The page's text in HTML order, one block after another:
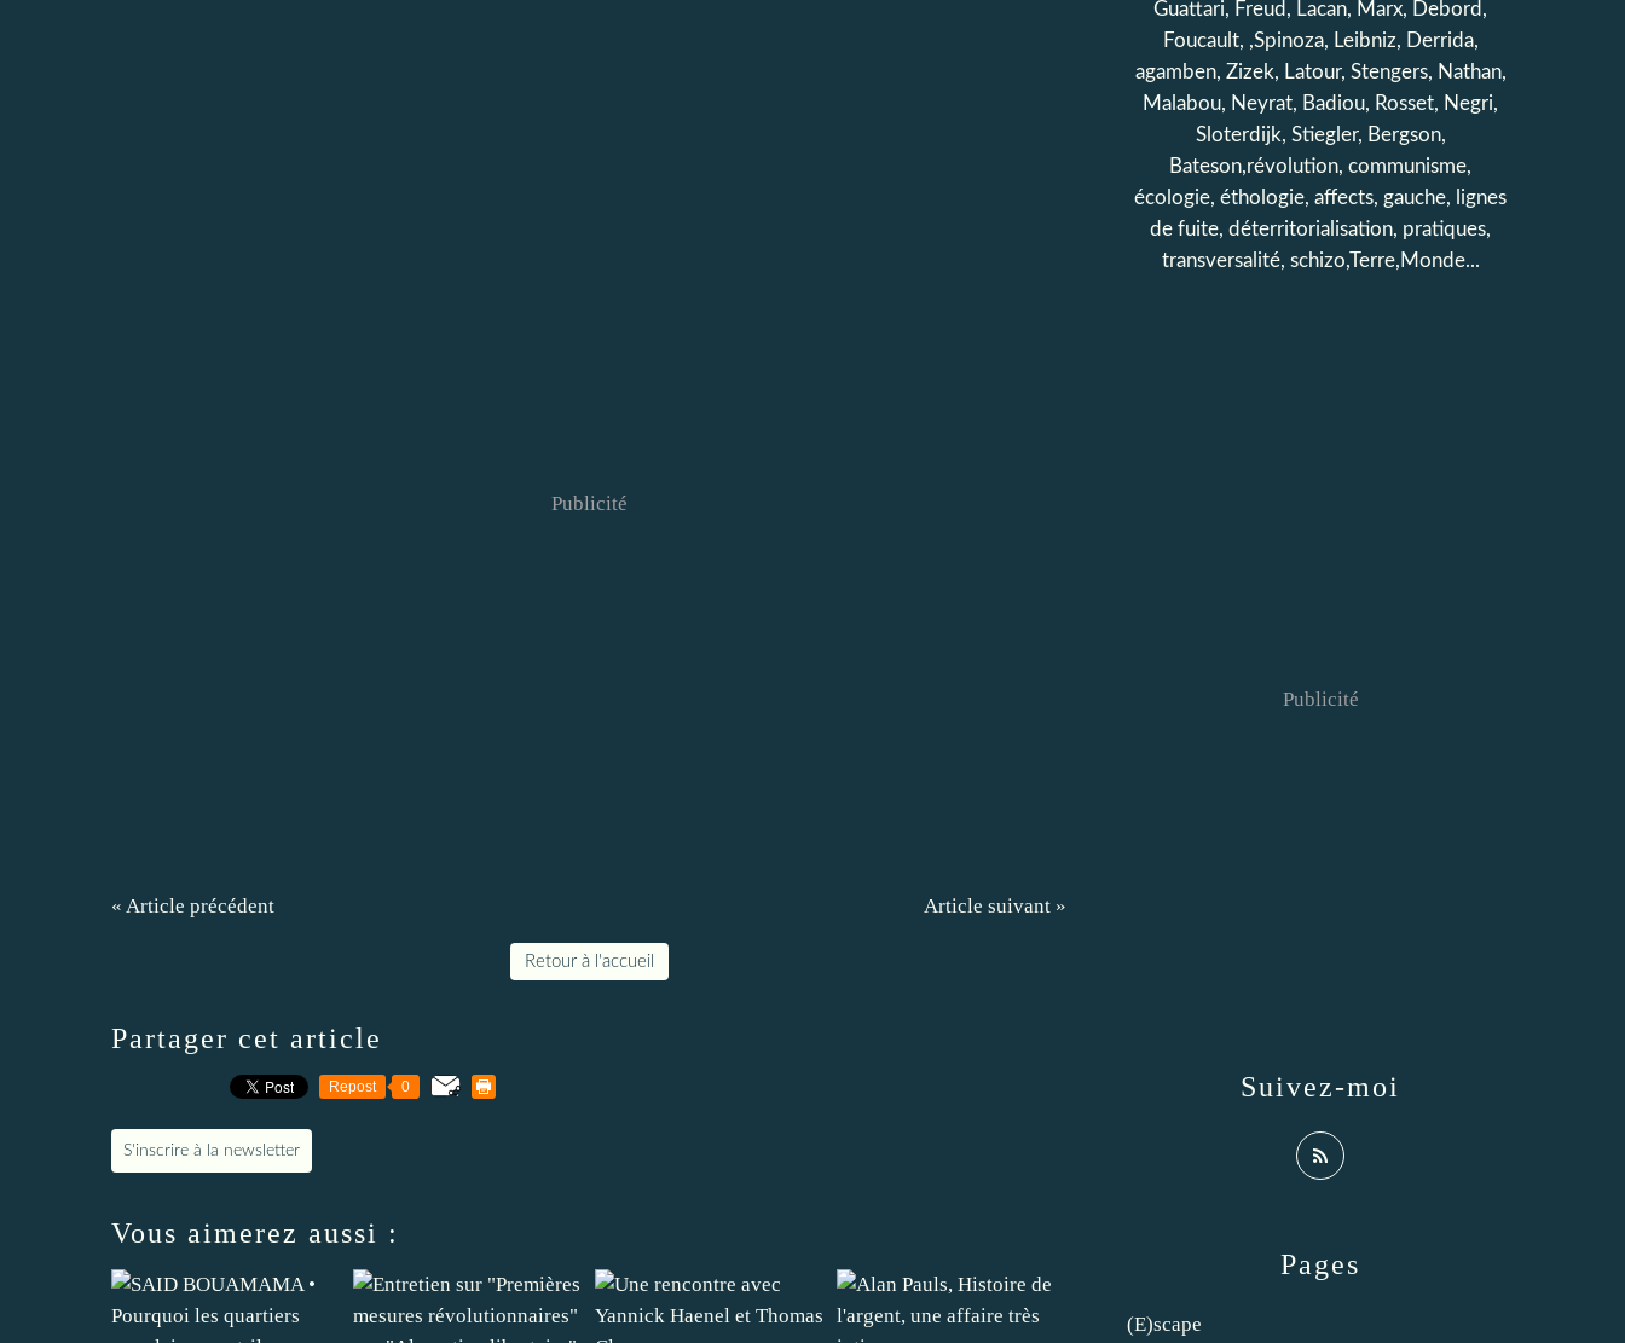
Publicité
« Article précédent Article suivant »
Retour à l'accueil
Partager cet article
Repost 0
S'inscrire à la newsletter
Vous aimerez aussi :
Pages
(E)scape
Guattari, Freud, Lacan, Marx, Debord,
Foucault, ,Spinoza, Leibniz, Derrida,
agamben, Zizek, Latour, Stengers, Nathan,
Malabou, Neyrat, Badiou, Rosset, Negri,
Sloterdijk, Stiegler, Bergson,
Bateson,révolution, communisme,
écologie, éthologie, affects, gauche, lignes
de fuite, déterritorialisation, pratiques,
transversalité, schizo,Terre,Monde...
Suivez-moi
Publicité